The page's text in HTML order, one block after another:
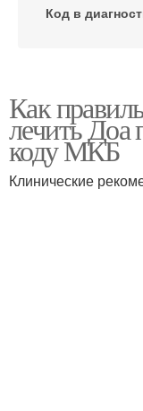
Код в
Суставы по
Как
лечить Доа
коду МКБ
Клинические